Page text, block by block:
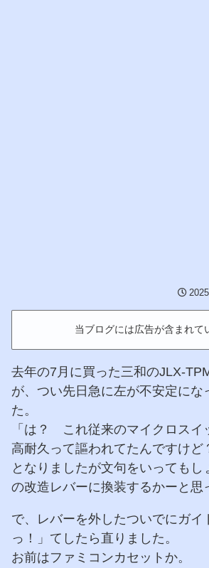
当ブログには広告が含まれて
去年の7月に買った三和のJLX-
が、つい先日急に左が不安定にな
た。
「は？ これ従来のマイクロスイ
高耐久って謳われてたんですけど
となりましたが文句をいってもし
の改造レバーに換装するかーと思
で、レバーを外したついでにガイ
っ！」てしたら直りました。
お前はファミコンカセットか。